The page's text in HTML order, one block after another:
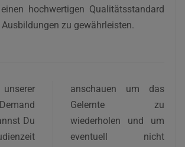
hochwertigen Qualitätsstandard
zu gewährleisten.
Du
das
zu
um
nicht